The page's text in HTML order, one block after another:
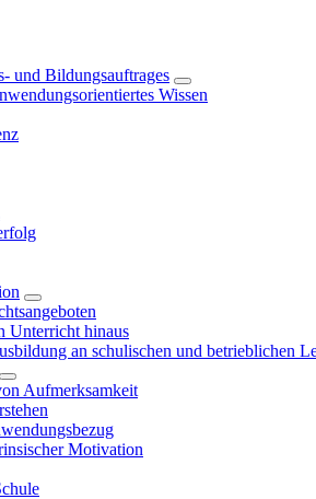
und Bildungsauftrages
Wissen
Unterricht hinaus
an schulischen und betrieblichen
Aufmerksamkeit
Motivation